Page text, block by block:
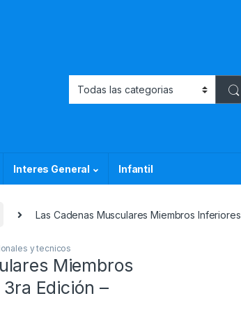
Interes General Infantil
Las Cadenas Musculares Miembros
y tecnicos
Miembros
Edición –